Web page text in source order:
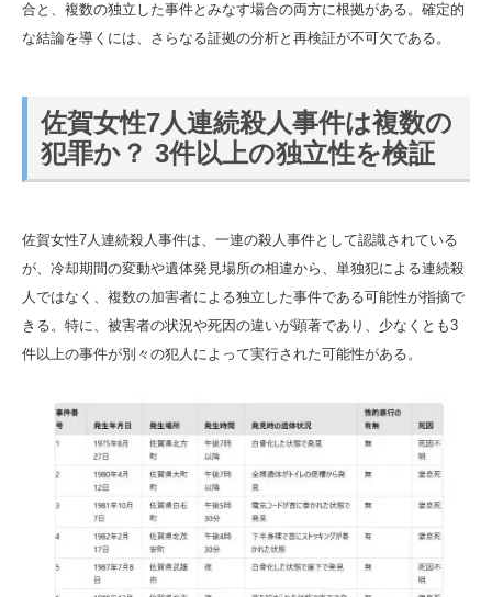
合と、複数の独立した事件とみなす場合の両方に根拠がある。確定的
な結論を導くには、さらなる証拠の分析と再検証が不可欠である。
佐賀女性7人連続殺人事件は複数の
犯罪か？ 3件以上の独立性を検証
佐賀女性7人連続殺人事件は、一連の殺人事件として認識されている
が、冷却期間の変動や遺体発見場所の相違から、単独犯による連続殺
人ではなく、複数の加害者による独立した事件である可能性が指摘で
きる。特に、被害者の状況や死因の違いが顕著であり、少なくとも3
件以上の事件が別々の犯人によって実行された可能性がある。